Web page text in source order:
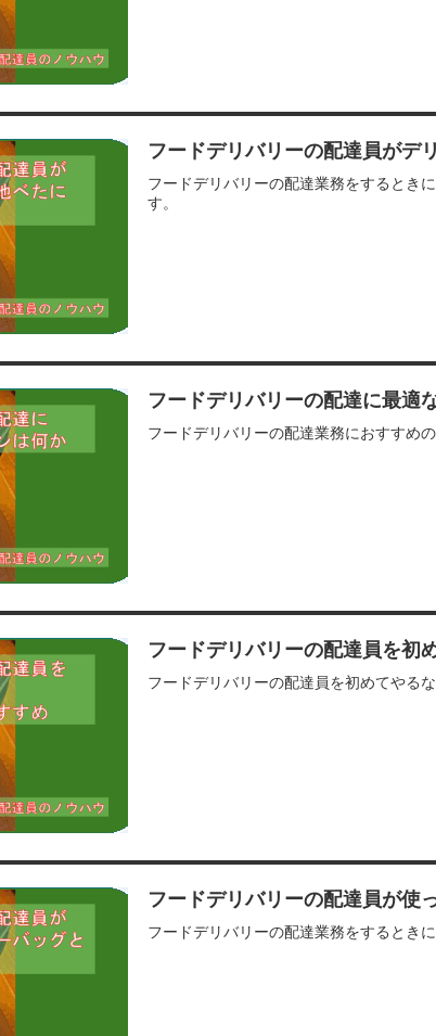
フードデリバリーの配達員がデ
フードデリバリーの配達業務をするとき
す。
フードデリバリーの配達に最適
フードデリバリーの配達業務におすすめ
フードデリバリーの配達員を初
フードデリバリーの配達員を初めてやる
フードデリバリーの配達員が使
フードデリバリーの配達業務をするとき